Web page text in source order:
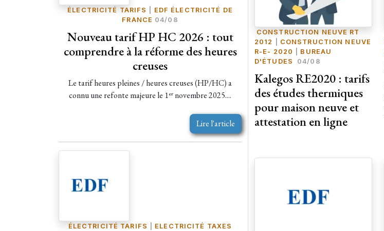
ÉLECTRICITÉ TARIFS
EDF ÉLECTRICITÉ DE
FRANCE 04/08
Nouveau tarif HP HC 2026 : tout
comprendre à la réforme des heures
creuses
Le tarif heures pleines / heures creuses (HP/HC) a
connu une refonte majeure le 1ᵉʳ novembre 2025....
Lire l'article
ÉLECTRICITÉ TARIFS
ELECTRICITÉ TAXES
CONSTRUCTION NEUVE RT
2012
CONSTRUCTION NEUVE
R-E- 2020
BUREAU
D'ÉTUDES
04/08
Kalegos RE2020 : tarifs
des études thermiques
pour maison neuve et
attestation en ligne